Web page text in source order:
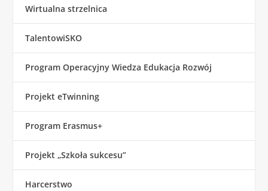
Wirtualna strzelnica
TalentowiSKO
Program Operacyjny Wiedza Edukacja Rozwój
Projekt eTwinning
Program Erasmus+
Projekt „Szkoła sukcesu”
Harcerstwo